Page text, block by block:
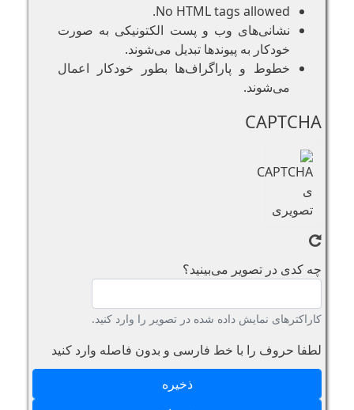
No HTML tags allowed.
نشانی‌های وب و پست الکتونیکی به صورت
خودکار به پیوند‌ها تبدیل می‌شوند.
خطوط و پاراگراف‌ها بطور خودکار اعمال
می‌شوند.
CAPTCHA
چه کدی در تصویر می‌بینید؟
کاراکترهای نمایش داده شده در تصویر را وارد کنید.
لطفا حروف را با خط فارسی و بدون فاصله وارد کنید